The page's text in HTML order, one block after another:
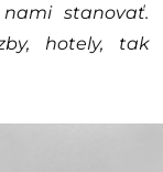
stanovať.
hotely, tak